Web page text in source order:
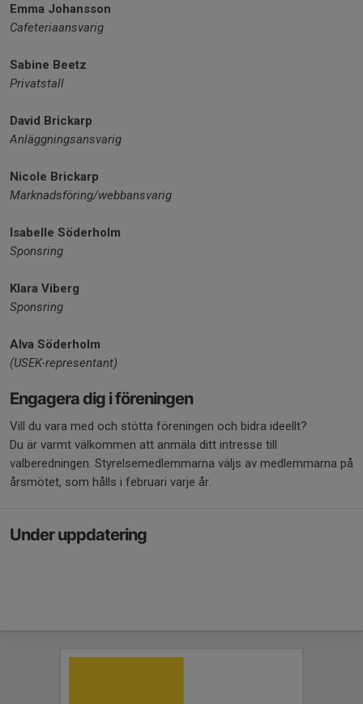
Emma Johansson
Cafeteriaansvarig
Sabine Beetz
Privatstall
David Brickarp
Anläggningsansvarig
Nicole Brickarp
Marknadsföring/webbansvarig
Isabelle Söderholm
Sponsring
Klara Viberg
Sponsring
Alva Söderholm
(USEK-representant)
Engagera dig i föreningen
Vill du vara med och stötta föreningen och bidra ideellt?
Du är varmt välkommen att anmäla ditt intresse till
valberedningen. Styrelsemedlemmarna väljs av medlemmarna på
årsmötet, som hålls i februari varje år.
Under uppdatering